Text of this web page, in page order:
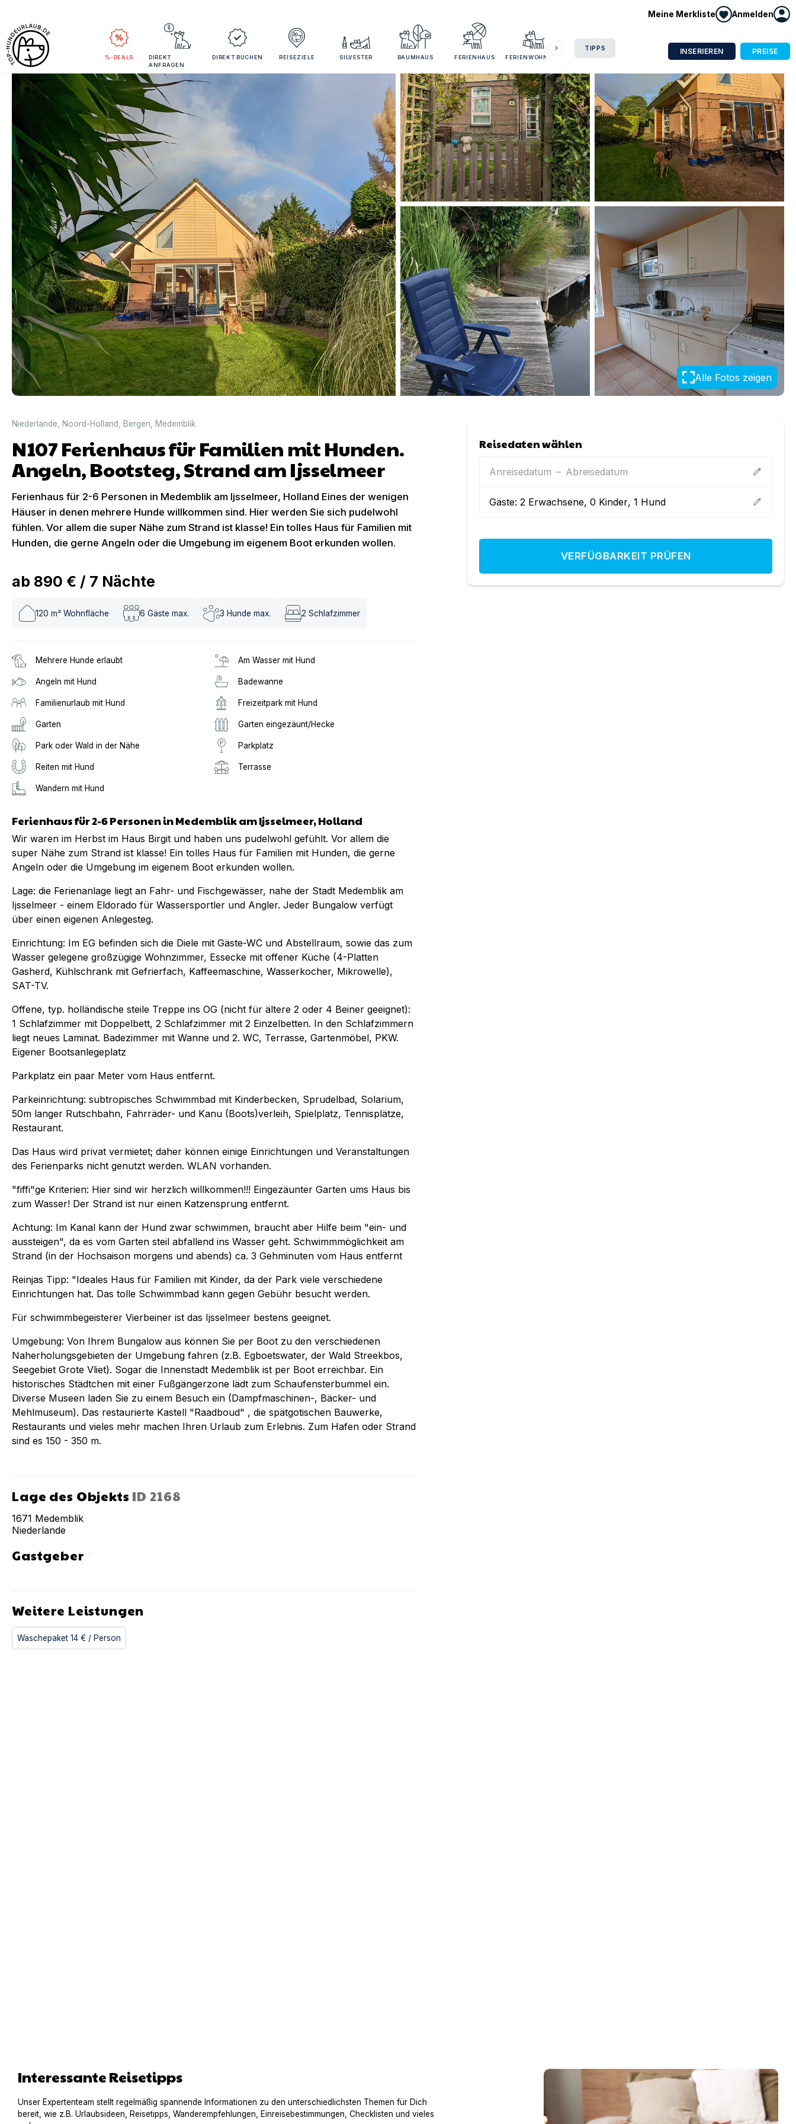
Meine Merkliste Anmelden
%-DEALS
DIREKT
ANFRAGEN
DIREKT BUCHEN REISEZIELE SILVESTER BAUMHAUS FERIENHAUS FERIENWOHNUNG
TIPPS INSERIEREN PREISE
Alle Fotos zeigen
Niederlande Noord-Holland Bergen Medemblik
N107 Ferienhaus für Familien mit Hunden.
Angeln, Bootsteg, Strand am Ijsselmeer
Ferienhaus für 2-6 Personen in Medemblik am Ijsselmeer, Holland Eines der wenigen
Häuser in denen mehrere Hunde willkommen sind. Hier werden Sie sich pudelwohl
fühlen. Vor allem die super Nähe zum Strand ist klasse! Ein tolles Haus für Familien mit
Hunden, die gerne Angeln oder die Umgebung im eigenem Boot erkunden wollen.
ab 890 € / 7 Nächte
120 m² Wohnfläche 6 Gäste max. 3 Hunde max. 2 Schlafzimmer
Mehrere Hunde erlaubt Am Wasser mit Hund
Angeln mit Hund Badewanne
Familienurlaub mit Hund Freizeitpark mit Hund
Garten Garten eingezäunt/Hecke
Park oder Wald in der Nähe Parkplatz
Reiten mit Hund Terrasse
Wandern mit Hund
Ferienhaus für 2-6 Personen in Medemblik am Ijsselmeer, Holland
Wir waren im Herbst im Haus Birgit und haben uns pudelwohl gefühlt. Vor allem die
super Nähe zum Strand ist klasse! Ein tolles Haus für Familien mit Hunden, die gerne
Angeln oder die Umgebung im eigenem Boot erkunden wollen.
Lage: die Ferienanlage liegt an Fahr- und Fischgewässer, nahe der Stadt Medemblik am
Ijsselmeer - einem Eldorado für Wassersportler und Angler. Jeder Bungalow verfügt
über einen eigenen Anlegesteg.
Einrichtung: Im EG befinden sich die Diele mit Gäste-WC und Abstellraum, sowie das zum
Wasser gelegene großzügige Wohnzimmer, Essecke mit offener Küche (4-Platten
Gasherd, Kühlschrank mit Gefrierfach, Kaffeemaschine, Wasserkocher, Mikrowelle),
SAT-TV.
Offene, typ. holländische steile Treppe ins OG (nicht für ältere 2 oder 4 Beiner geeignet):
1 Schlafzimmer mit Doppelbett, 2 Schlafzimmer mit 2 Einzelbetten. In den Schlafzimmern
liegt neues Laminat. Badezimmer mit Wanne und 2. WC, Terrasse, Gartenmöbel, PKW.
Eigener Bootsanlegeplatz
Parkplatz ein paar Meter vom Haus entfernt.
Parkeinrichtung: subtropisches Schwimmbad mit Kinderbecken, Sprudelbad, Solarium,
50m langer Rutschbahn, Fahrräder- und Kanu (Boots)verleih, Spielplatz, Tennisplätze,
Restaurant.
Das Haus wird privat vermietet; daher können einige Einrichtungen und Veranstaltungen
des Ferienparks nicht genutzt werden. WLAN vorhanden.
"fiffi"ge Kriterien: Hier sind wir herzlich willkommen!!! Eingezäunter Garten ums Haus bis
zum Wasser! Der Strand ist nur einen Katzensprung entfernt.
Achtung: Im Kanal kann der Hund zwar schwimmen, braucht aber Hilfe beim "ein- und
aussteigen", da es vom Garten steil abfallend ins Wasser geht. Schwimmmöglichkeit am
Strand (in der Hochsaison morgens und abends) ca. 3 Gehminuten vom Haus entfernt
Reinjas Tipp: "Ideales Haus für Familien mit Kinder, da der Park viele verschiedene
Einrichtungen hat. Das tolle Schwimmbad kann gegen Gebühr besucht werden.
Für schwimmbegeisterer Vierbeiner ist das Ijsselmeer bestens geeignet.
Umgebung: Von Ihrem Bungalow aus können Sie per Boot zu den verschiedenen
Naherholungsgebieten der Umgebung fahren (z.B. Egboetswater, der Wald Streekbos,
Seegebiet Grote Vliet). Sogar die Innenstadt Medemblik ist per Boot erreichbar. Ein
historisches Städtchen mit einer Fußgängerzone lädt zum Schaufensterbummel ein.
Diverse Museen laden Sie zu einem Besuch ein (Dampfmaschinen-, Bäcker- und
Mehlmuseum). Das restaurierte Kastell "Raadboud" , die spätgotischen Bauwerke,
Restaurants und vieles mehr machen Ihren Urlaub zum Erlebnis. Zum Hafen oder Strand
sind es 150 - 350 m.
Lage des Objekts ID 2168
1671 Medemblik
Niederlande
Gastgeberchevron_right
Weitere Leistungen
Wäschepaket 14 € / Person
Reisedaten wählen
Anreisedatum – Abreisedatum edit
Gäste:2 Erwachsene,0 Kinder,1 Hund edit
VERFÜGBARKEIT PRÜFEN
Interessante Reisetipps
Unser Expertenteam stellt regelmäßig spannende Informationen zu den unterschiedlichsten Themen für Dich
bereit, wie z.B. Urlaubsideen, Reisetipps, Wanderempfehlungen, Einreisebestimmungen, Checklisten und vieles